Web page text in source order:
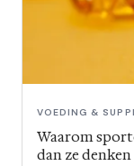
VOEDING &
Waarom
dan ze denken